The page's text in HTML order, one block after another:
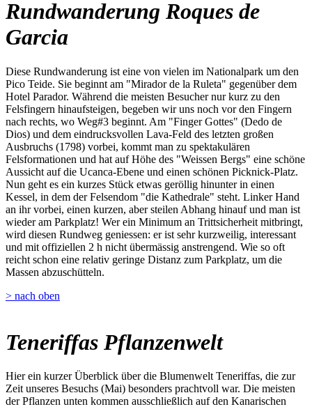
Rundwanderung Roques de
Garcia
Diese Rundwanderung ist eine von vielen im Nationalpark um den
Pico Teide. Sie beginnt am "Mirador de la Ruleta" gegenüber dem
Hotel Parador. Während die meisten Besucher nur kurz zu den
Felsfingern hinaufsteigen, begeben wir uns noch vor den Fingern
nach rechts, wo Weg#3 beginnt. Am "Finger Gottes" (Dedo de
Dios) und dem eindrucksvollen Lava-Feld des letzten großen
Ausbruchs (1798) vorbei, kommt man zu spektakulären
Felsformationen und hat auf Höhe des "Weissen Bergs" eine schöne
Aussicht auf die Ucanca-Ebene und einen schönen Picknick-Platz.
Nun geht es ein kurzes Stück etwas geröllig hinunter in einen
Kessel, in dem der Felsendom "die Kathedrale" steht. Linker Hand
an ihr vorbei, einen kurzen, aber steilen Abhang hinauf und man ist
wieder am Parkplatz! Wer ein Minimum an Trittsicherheit mitbringt,
wird diesen Rundweg geniessen: er ist sehr kurzweilig, interessant
und mit offiziellen 2 h nicht übermässig anstrengend. Wie so oft
reicht schon eine relativ geringe Distanz zum Parkplatz, um die
Massen abzuschütteln.
> nach oben
Teneriffas Pflanzenwelt
Hier ein kurzer Überblick über die Blumenwelt Teneriffas, die zur
Zeit unseres Besuchs (Mai) besonders prachtvoll war. Die meisten
der Pflanzen unten kommen ausschließlich auf den Kanarischen